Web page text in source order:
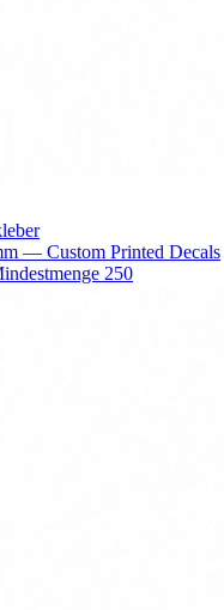
— Custom Printed Decals
250